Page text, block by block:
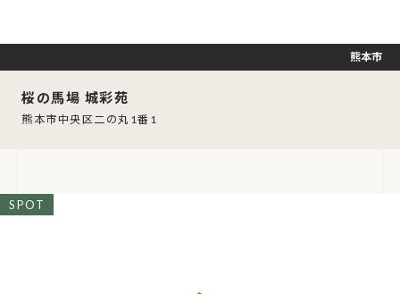
桜の馬場 城彩苑
熊本市中央区二の丸1番1
熊本市